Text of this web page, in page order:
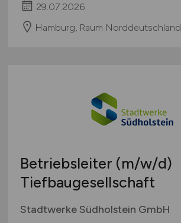
29.07.2026
Hamburg, Raum Norddeutschland
Betriebsleiter (m/w/d)
Tiefbaugesellschaft
Stadtwerke Südholstein GmbH